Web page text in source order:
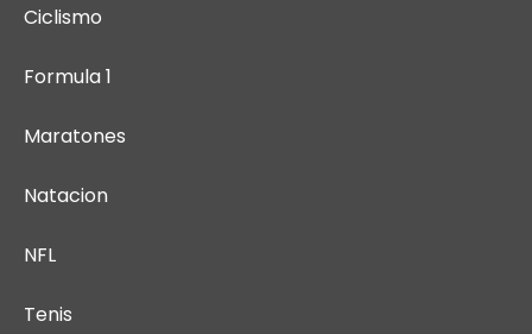
Ciclismo
Formula 1
Maratones
Natacion
NFL
Tenis